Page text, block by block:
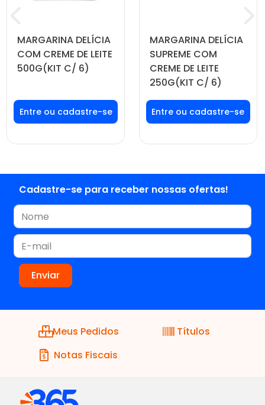
MARGARINA DELÍCIA
COM CREME DE LEITE
500G(KIT C/ 6)
Faça seu login ou
cadastre-se para
ver preços e
MARGARINA DELÍCIA
SUPREME COM
CREME DE LEITE
250G(KIT C/ 6)
Faça seu login ou
cadastre-se para
ver preços e
Cadastre-se para receber nossas ofertas!
Meus Pedidos
Títulos
Notas Fiscais